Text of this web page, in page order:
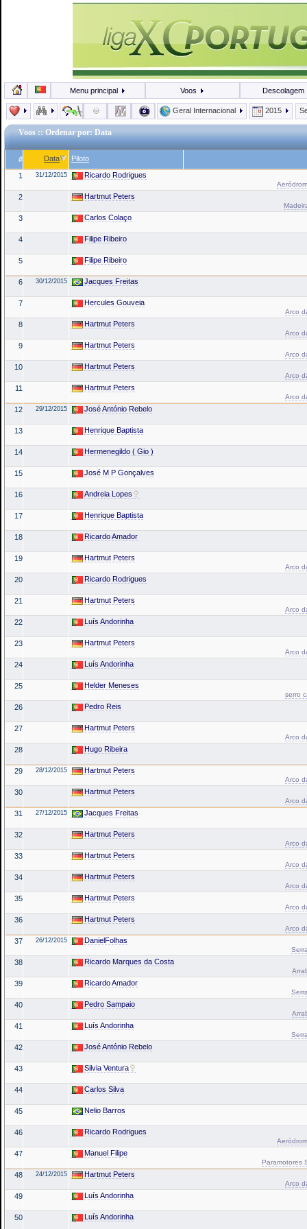
Menu principal Voos Descolagem
Geral Internacional 2015
Voos :: Ordenar por: Data
# Data Piloto
1 31/12/2015 Ricardo Rodrigues
2 Hartmut Peters
3 Carlos Colaço
4 Filipe Ribeiro
5 Filipe Ribeiro
6 30/12/2015 Jacques Freitas
7 Hercules Gouveia
Arco
8 Hartmut Peters
Arco
9 Hartmut Peters
Arco
10 Hartmut Peters
Arco
11 Hartmut Peters
Arco
12 29/12/2015 José António Rebelo
13 Henrique Baptista
14 Hermenegildo ( Gio )
15 José M P Gonçalves
16 Andreia Lopes
17 Henrique Baptista
18 Ricardo Amador
19 Hartmut Peters
Arco
20 Ricardo Rodrigues
21 Hartmut Peters
Arco
22 Luís Andorinha
23 Hartmut Peters
Arco
24 Luís Andorinha
25 Helder Meneses
serro
26 Pedro Reis
27 Hartmut Peters
Arco
28 Hugo Ribeira
29 28/12/2015 Hartmut Peters
Arco
30 Hartmut Peters
Arco
31 27/12/2015 Jacques Freitas
32 Hartmut Peters
Arco
33 Hartmut Peters
Arco
34 Hartmut Peters
Arco
35 Hartmut Peters
Arco
36 Hartmut Peters
Arco
37 26/12/2015 DanielFolhas
38 Ricardo Marques da Costa
39 Ricardo Amador
40 Pedro Sampaio
41 Luís Andorinha
42 José António Rebelo
43 Silvia Ventura
44 Carlos Silva
45 Nelio Barros
46 Ricardo Rodrigues
47 Manuel Filipe
Paramotores
48 24/12/2015 Hartmut Peters
Arco
49 Luís Andorinha
50 Luís Andorinha